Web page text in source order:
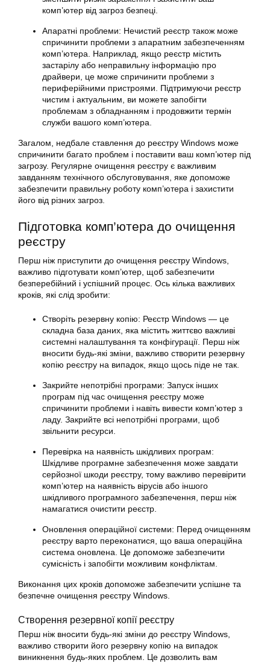
комп’ютер від загроз безпеці.
Апаратні проблеми: Нечистий реєстр також може
спричинити проблеми з апаратним забезпеченням
комп’ютера. Наприклад, якщо реєстр містить
застарілу або неправильну інформацію про
драйвери, це може спричинити проблеми з
периферійними пристроями. Підтримуючи реєстр
чистим і актуальним, ви можете запобігти
проблемам з обладнанням і продовжити термін
служби вашого комп’ютера.
Загалом, недбале ставлення до реєстру Windows може
спричинити багато проблем і поставити ваш комп’ютер під
загрозу. Регулярне очищення реєстру є важливим
завданням технічного обслуговування, яке допоможе
забезпечити правильну роботу комп’ютера і захистити
його від різних загроз.
Підготовка комп’ютера до очищення
реєстру
Перш ніж приступити до очищення реєстру Windows,
важливо підготувати комп’ютер, щоб забезпечити
безперебійний і успішний процес. Ось кілька важливих
кроків, які слід зробити:
Створіть резервну копію: Реєстр Windows — це
складна база даних, яка містить життєво важливі
системні налаштування та конфігурації. Перш ніж
вносити будь-які зміни, важливо створити резервну
копію реєстру на випадок, якщо щось піде не так.
Закрийте непотрібні програми: Запуск інших
програм під час очищення реєстру може
спричинити проблеми і навіть вивести комп’ютер з
ладу. Закрийте всі непотрібні програми, щоб
звільнити ресурси.
Перевірка на наявність шкідливих програм:
Шкідливе програмне забезпечення може завдати
серйозної шкоди реєстру, тому важливо перевірити
комп’ютер на наявність вірусів або іншого
шкідливого програмного забезпечення, перш ніж
намагатися очистити реєстр.
Оновлення операційної системи: Перед очищенням
реєстру варто переконатися, що ваша операційна
система оновлена. Це допоможе забезпечити
сумісність і запобігти можливим конфліктам.
Виконання цих кроків допоможе забезпечити успішне та
безпечне очищення реєстру Windows.
Створення резервної копії реєстру
Перш ніж вносити будь-які зміни до реєстру Windows,
важливо створити його резервну копію на випадок
виникнення будь-яких проблем. Це дозволить вам